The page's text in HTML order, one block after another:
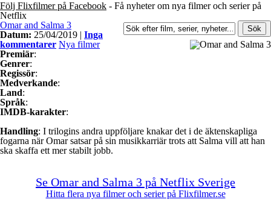
Följ Flixfilmer på Facebook - Få nyheter om nya filmer och serier på
Netflix
Omar and Salma 3
Datum: 25/04/2019 | Inga
kommentarer Nya filmer
Premiär:
Genrer:
Regissör:
Medverkande:
Land:
Språk:
IMDB-karakter:
Handling: I trilogins andra uppföljare knakar det i de äktenskapliga
fogarna när Omar satsar på sin musikkarriär trots att Salma vill att han
ska skaffa ett mer stabilt jobb.
Se Omar and Salma 3 på Netflix Sverige
Hitta flera nya filmer och serier på Flixfilmer.se